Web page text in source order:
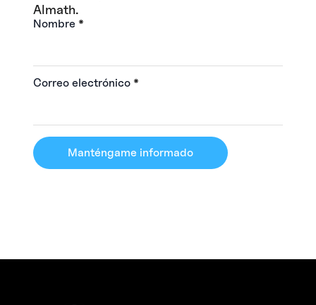
Almath.
Nombre *
Correo electrónico *
Manténgame informado